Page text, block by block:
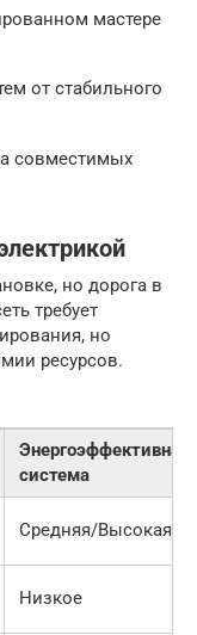
мастере
от стабильного
совместимых
но дорога в
требует
но
ресурсов.
Энергоэффективная
система
Средняя/Высокая
Низкое